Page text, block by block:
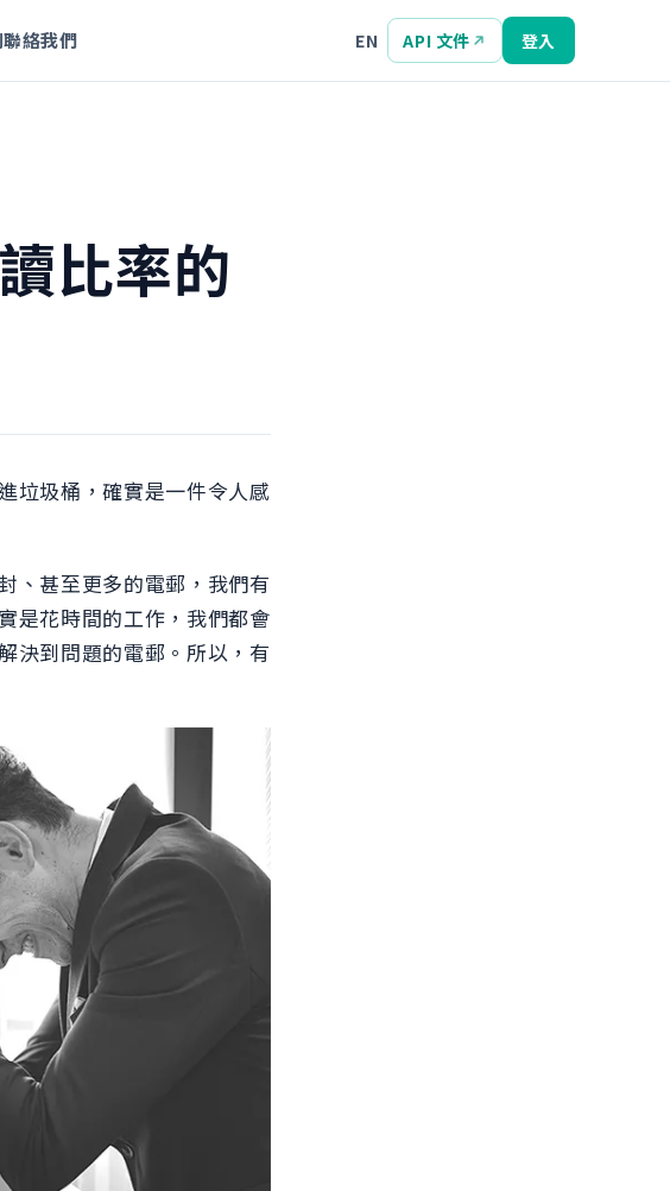
聯絡我們 EN API 文件 登入
比率的
垃圾桶，確實是一件令人感
、甚至更多的電郵，我們有
是花時間的工作，我們都會
決到問題的電郵。所以，有